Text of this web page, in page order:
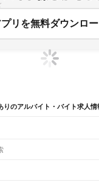
プリを無料ダウンロ
りのアルバイト・バイト求人情